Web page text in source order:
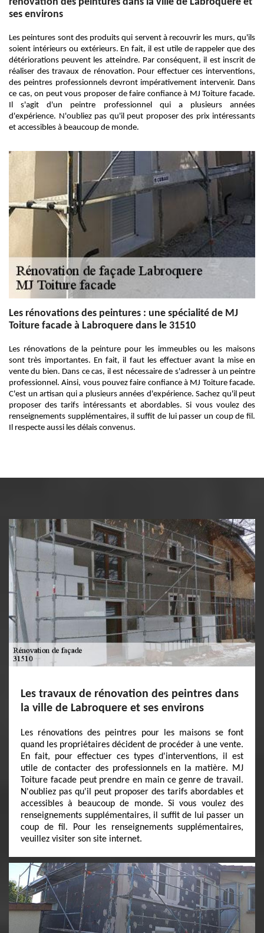
ses environs
Les peintures sont des produits qui servent à recouvrir les murs, qu'ils
soient intérieurs ou extérieurs. En fait, il est utile de rappeler que des
détériorations peuvent les atteindre. Par conséquent, il est inscrit de
réaliser des travaux de rénovation. Pour effectuer ces interventions,
des peintres professionnels devront impérativement intervenir. Dans
ce cas, on peut vous proposer de faire confiance à MJ Toiture facade.
Il s'agit d'un peintre professionnel qui a plusieurs années
d'expérience. N'oubliez pas qu'il peut proposer des prix intéressants
et accessibles à beaucoup de monde.
Les rénovations des peintures : une spécialité de MJ
Toiture facade à Labroquere dans le 31510
Les rénovations de la peinture pour les immeubles ou les maisons
sont très importantes. En fait, il faut les effectuer avant la mise en
vente du bien. Dans ce cas, il est nécessaire de s'adresser à un peintre
professionnel. Ainsi, vous pouvez faire confiance à MJ Toiture facade.
C'est un artisan qui a plusieurs années d'expérience. Sachez qu'il peut
proposer des tarifs intéressants et abordables. Si vous voulez des
renseignements supplémentaires, il suffit de lui passer un coup de fil.
Il respecte aussi les délais convenus.
Les travaux de rénovation des peintres dans
la ville de Labroquere et ses environs
Les rénovations des peintres pour les maisons se font
quand les propriétaires décident de procéder à une vente.
En fait, pour effectuer ces types d'interventions, il est
utile de contacter des professionnels en la matière. MJ
Toiture facade peut prendre en main ce genre de travail.
N'oubliez pas qu'il peut proposer des tarifs abordables et
accessibles à beaucoup de monde. Si vous voulez des
renseignements supplémentaires, il suffit de lui passer un
coup de fil. Pour les renseignements supplémentaires,
veuillez visiter son site internet.